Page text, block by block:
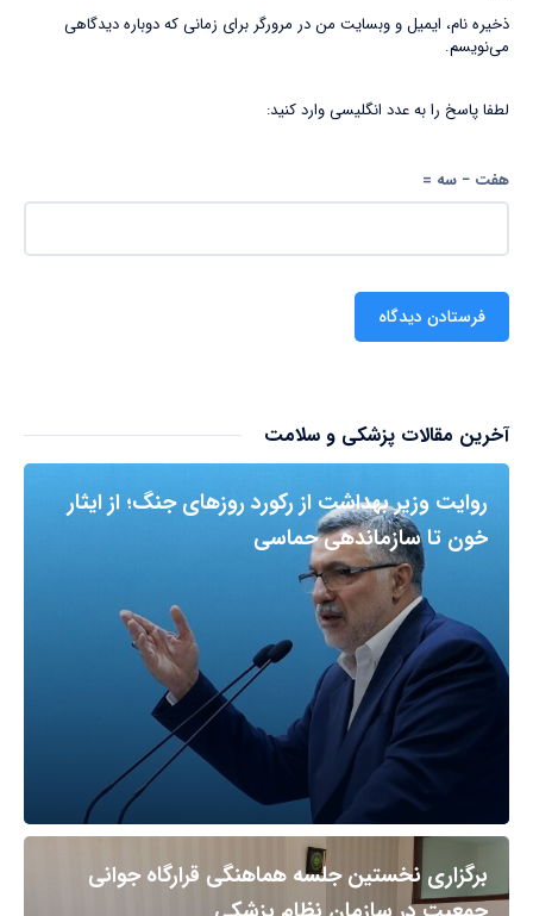
ذخیره نام، ایمیل و وبسایت من در مرورگر برای زمانی که دوباره دیدگاهی
می‌نویسم.
لطفا پاسخ را به عدد انگلیسی وارد کنید:
هفت − سه =
آخرین مقالات پزشکی و سلامت
روایت وزیر بهداشت از رکورد روزهای جنگ؛ از ایثار
خون تا سازماندهی حماسی
برگزاری نخستین جلسه هماهنگی قرارگاه جوانی